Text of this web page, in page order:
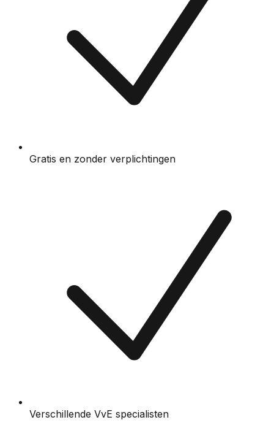
Gratis en zonder verplichtingen
Verschillende VvE specialisten